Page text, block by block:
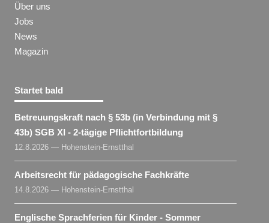
Über uns
Jobs
News
Magazin
Startet bald
Betreuungskraft nach § 53b (in Verbindung mit §
43b) SGB XI - 2-tägige Pflichtfortbildung
12.8.2026 — Hohenstein-Ernstthal
Arbeitsrecht für pädagogische Fachkräfte
14.8.2026 — Hohenstein-Ernstthal
Englische Sprachferien für Kinder - Sommer